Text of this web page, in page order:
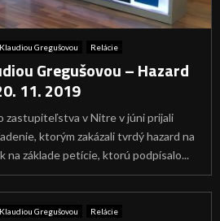
Gregušovou Relácie
Gregušovou – Hazard
11. 2019
zastupiteľstva v Nitre v júni prijali
ktorým zakázali tvrdý hazard na
na základe petície, ktorú podpísalo...
Gregušovou Relácie